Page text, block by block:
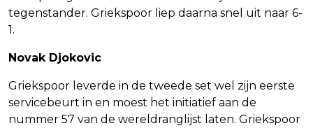
tegenstander. Griekspoor liep daarna snel uit naar 6-
1.
Novak Djokovic
Griekspoor leverde in de tweede set wel zijn eerste
servicebeurt in en moest het initiatief aan de
nummer 57 van de wereldranglijst laten. Griekspoor